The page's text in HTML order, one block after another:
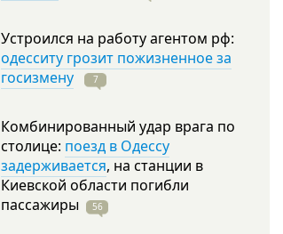
Устроился на работу агентом рф:
одесситу грозит пожизненное за
госизмену
7
Комбинированный удар врага по
столице: поезд в Одессу
задерживается, на станции в
Киевской области погибли
пассажиры
56